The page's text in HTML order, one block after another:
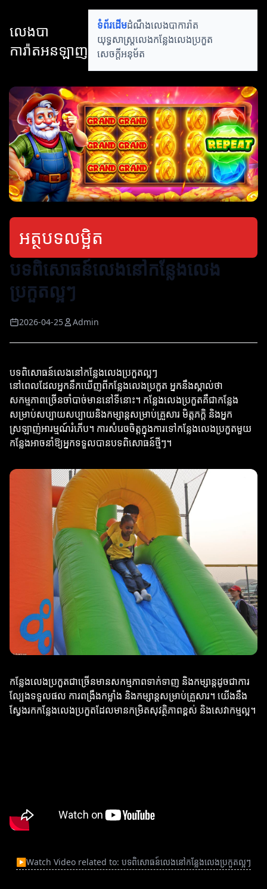
លេងបា
ការ៉ាតអនឡាញ
ទំព័រដើមដំណឹងលេងបាការ៉ាត
យុទ្ធសាស្ត្រលេងកន្លែងលេងប្រកួត
សេចក្ដីអនុម័ត
អត្ថបទលម្អិត
បទពិសោធន៍លេងនៅកន្លែងលេង
ប្រកួតល្អៗ
2026-04-25 Admin
បទពិសោធន៍លេងនៅកន្លែងលេងប្រកួតល្អៗ
នៅពេលដែលអ្នកនឹកឃើញពីកន្លែងលេងប្រកួត អ្នកនឹងស្គាល់ថា
សកម្មភាពច្រើនចាំបាច់មាននៅទីនោះ។ កន្លែងលេងប្រកួតគឺជាកន្លែង
សម្រាប់សប្បាយសប្បាយនិងកម្សាន្តសម្រាប់គ្រួសារ មិត្តភក្តិ និងអ្នក
ស្រឡាញ់អារម្មណ៍រំភើប។ ការសំរេចចិត្តក្នុងការទៅកន្លែងលេងប្រកួតមួយ
កន្លែងអាចនាំឱ្យអ្នកទទួលបានបទពិសោធន៍ថ្មីៗ។
កន្លែងលេងប្រកួតជាច្រើនមានសកម្មភាពទាក់ទាញ និងកម្សាន្តដូចជាការ
ល្បែងទទួលផល ការពង្រឹងកម្លាំង និងកម្សាន្តសម្រាប់គ្រួសារ។ យើងនឹង
ស្វែងរកកន្លែងលេងប្រកួតដែលមានកម្រិតសុវត្ថិភាពខ្ពស់ និងសេវាកម្មល្អ។
▶Watch Video related to: បទពិសោធន៍លេងនៅកន្លែងលេងប្រកួតល្អៗ